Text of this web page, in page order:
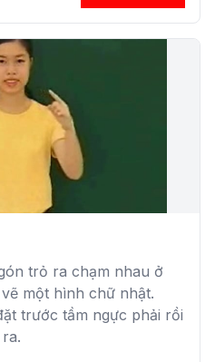
trỏ ra chạm nhau ở
một hình chữ nhật.
trước tầm ngực phải rồi